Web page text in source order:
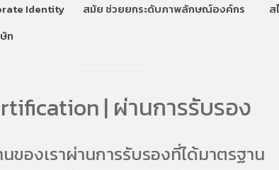
Identity
ท
สมัย ช่วยยกระดับภาพลักษณ์องค์กร
ส
| ผ่านการรับรอง
นของเราผ่านการรับรองที่ได้มาตรฐาน